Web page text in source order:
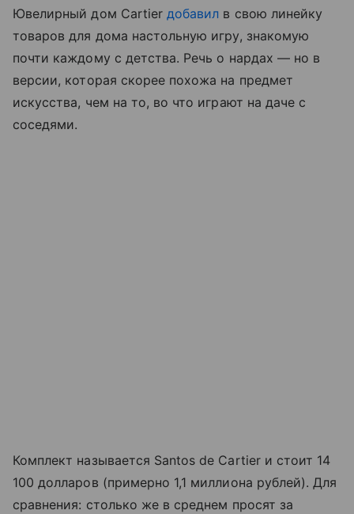
Ювелирный дом Cartierдобавил в свою линейку
товаров для дома настольную игру, знакомую
почти каждому с детства. Речь о нардах — но в
версии, которая скорее похожа на предмет
искусства, чем на то, во что играют на даче с
соседями.
Комплект называется Santos de Cartier и стоит 14
100 долларов (примерно 1,1 миллиона рублей). Для
сравнения: столько же в среднем просят за